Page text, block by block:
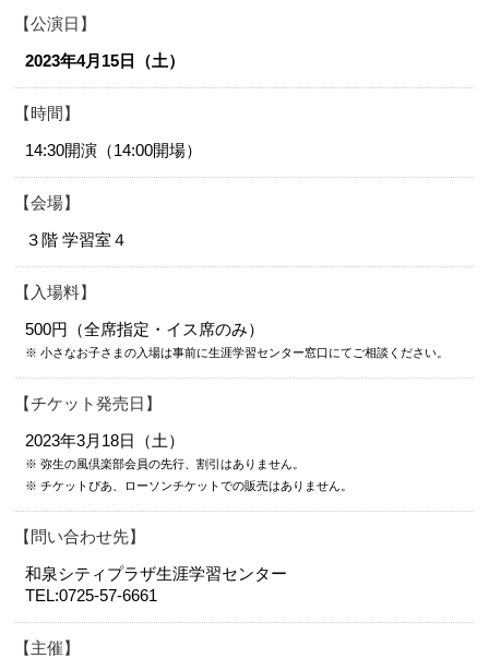
公演日
2023年4月15日（土）
時間
14:30開演（14:00開場）
会場
３階 学習室４
入場料
500円（全席指定・イス席のみ）
※ 小さなお子さまの入場は事前に生涯学習センター窓口にてご相談ください。
チケット発売日
2023年3月18日（土）
※ 弥生の風倶楽部会員の先行、割引はありません。
※ チケットぴあ、ローソンチケットでの販売はありません。
問い合わせ先
和泉シティプラザ生涯学習センター
TEL:0725-57-6661
主催